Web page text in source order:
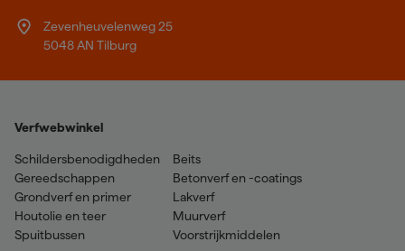
Zevenheuvelenweg 25
5048 AN Tilburg
Verfwebwinkel
Schildersbenodigdheden
Gereedschappen
Grondverf en primer
Houtolie en teer
Spuitbussen
Beits
Betonverf en -coatings
Lakverf
Muurverf
Voorstrijkmiddelen